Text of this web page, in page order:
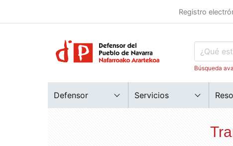
Registro
Búsqueda
Defensor Servicios